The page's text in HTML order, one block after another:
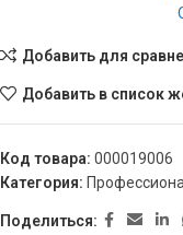
Добавить для
Добавить в список
Код товара: 000019006
Категория:
Поделиться: